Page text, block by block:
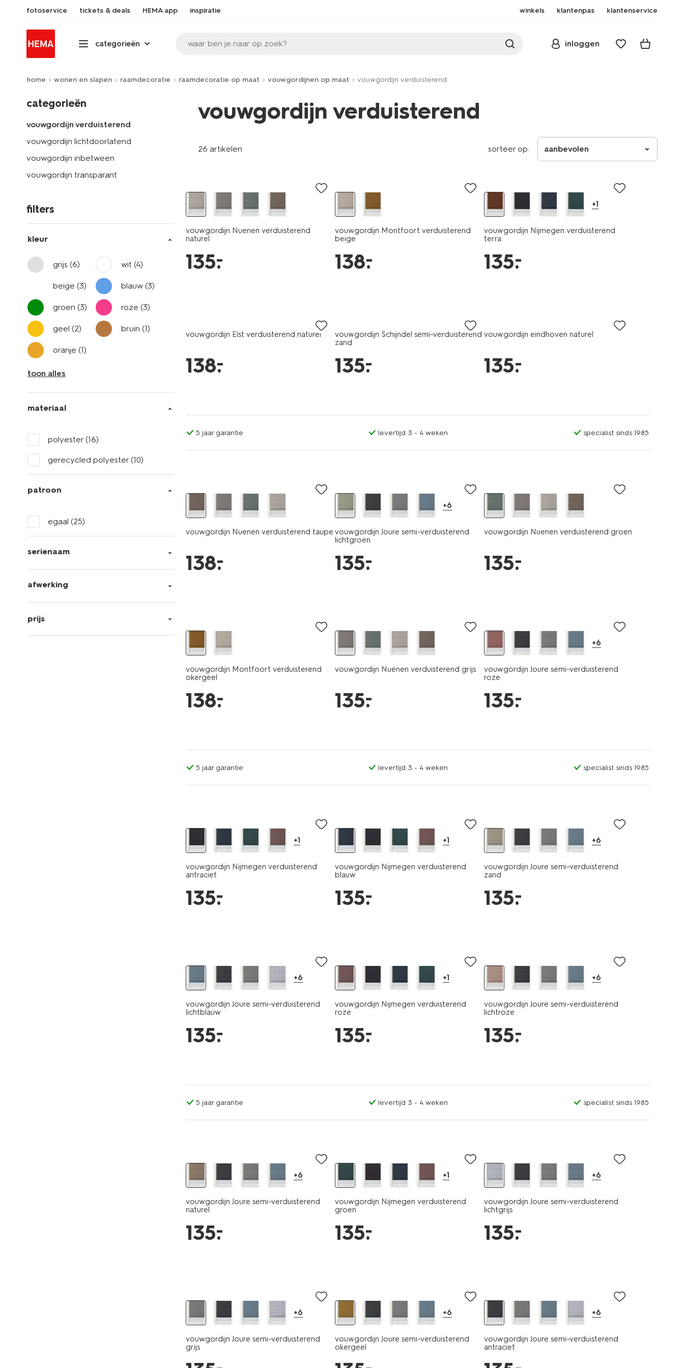
fotoservice tickets & deals HEMA app inspiratie winkels klantenpas klantenservice
categorieën waar ben je naar op zoek? inloggen
home wonen en slapen raamdecoratie raamdecoratie op maat vouwgordijnen op maat vouwgordijn verduisterend
categorieën
vouwgordijn verduisterend
vouwgordijn lichtdoorlatend
vouwgordijn inbetween
vouwgordijn transparant
filters
kleur
grijs (6) wit(4)
beige (3) blauw(3)
groen (3) roze(3)
geel (2) bruin(1)
oranje (1)
toon alles
materiaal
polyester (16)
gerecycled polyester (10)
patroon
egaal (25)
serienaam
afwerking
prijs
vouwgordijn verduisterend
26 artikelen sorteer op: aanbevolen
vouwgordijn Nuenen verduisterend
naturel
135.
–
vouwgordijn Montfoort verduisterend
beige
138.
–
+1
vouwgordijn Nijmegen verduisterend
terra
135.
–
vouwgordijn Elst verduisterend naturel
138.
–
vouwgordijn Schijndel semi-verduisterend
zand
135.
–
vouwgordijn eindhoven naturel
135.
–
5 jaar garantie levertijd 3 - 4 weken specialist sinds 1985
vouwgordijn Nuenen verduisterend taupe
138.
–
+6
vouwgordijn Joure semi-verduisterend
lichtgroen
135.
–
vouwgordijn Nuenen verduisterend groen
135.
–
vouwgordijn Montfoort verduisterend
okergeel
138.
–
vouwgordijn Nuenen verduisterend grijs
135.
–
+6
vouwgordijn Joure semi-verduisterend
roze
135.
–
5 jaar garantie levertijd 3 - 4 weken specialist sinds 1985
+1
vouwgordijn Nijmegen verduisterend
antraciet
135.
–
+1
vouwgordijn Nijmegen verduisterend
blauw
135.
–
+6
vouwgordijn Joure semi-verduisterend
zand
135.
–
+6
vouwgordijn Joure semi-verduisterend
lichtblauw
135.
–
+1
vouwgordijn Nijmegen verduisterend
roze
135.
–
+6
vouwgordijn Joure semi-verduisterend
lichtroze
135.
–
5 jaar garantie levertijd 3 - 4 weken specialist sinds 1985
+6
vouwgordijn Joure semi-verduisterend
naturel
135.
–
+1
vouwgordijn Nijmegen verduisterend
groen
135.
–
+6
vouwgordijn Joure semi-verduisterend
lichtgrijs
135.
–
+6
vouwgordijn Joure semi-verduisterend
grijs
+6
vouwgordijn Joure semi-verduisterend
okergeel
+6
vouwgordijn Joure semi-verduisterend
antraciet